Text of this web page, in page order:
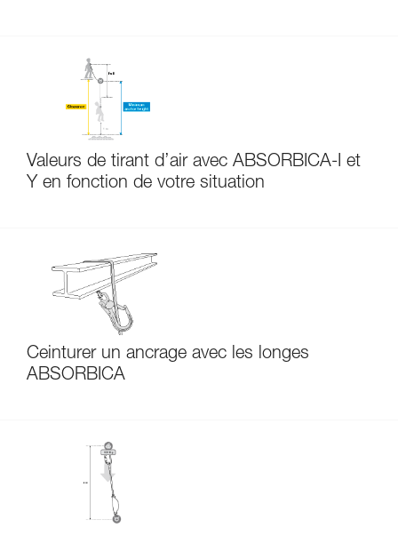
Valeurs de tirant d’air avec ABSORBICA-I et
Y en fonction de votre situation
Ceinturer un ancrage avec les longes
ABSORBICA